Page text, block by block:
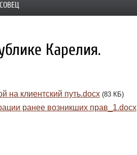
Карелия.
на клиентский путь.docx (83 КБ)
ранее возникших прав_1.docx